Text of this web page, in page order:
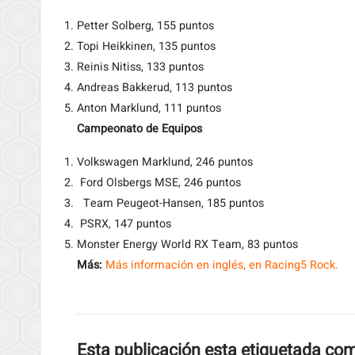
Petter Solberg, 155 puntos
Topi Heikkinen, 135 puntos
Reinis Nitiss, 133 puntos
Andreas Bakkerud, 113 puntos
Anton Marklund, 111 puntos
Campeonato de Equipos
Volkswagen Marklund, 246 puntos
Ford Olsbergs MSE, 246 puntos
Team Peugeot-Hansen, 185 puntos
PSRX, 147 puntos
Monster Energy World RX Team, 83 puntos
Más: Más información en inglés, en Racing5 Rock.